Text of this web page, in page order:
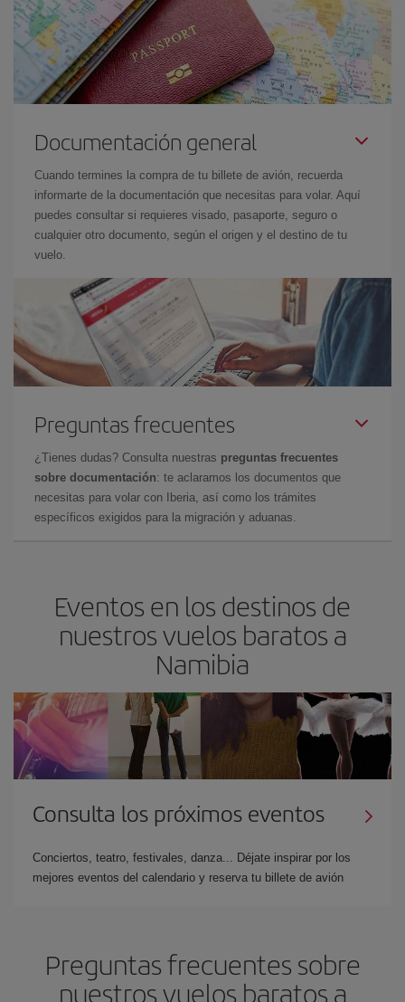
Documentación general
Cuando termines la compra de tu billete de avión, recuerda
informarte de la documentación que necesitas para volar. Aquí
puedes consultar si requieres visado, pasaporte, seguro o
cualquier otro documento, según el origen y el destino de tu
vuelo.
Preguntas frecuentes
¿Tienes dudas? Consulta nuestras preguntas frecuentes
sobre documentación: te aclaramos los documentos que
necesitas para volar con Iberia, así como los trámites
específicos exigidos para la migración y aduanas.
Eventos en los destinos de
nuestros vuelos baratos a
Namibia
Consulta los próximos eventos
Conciertos, teatro, festivales, danza... Déjate inspirar por los
mejores eventos del calendario y reserva tu billete de avión
Preguntas frecuentes sobre
nuestros vuelos baratos a